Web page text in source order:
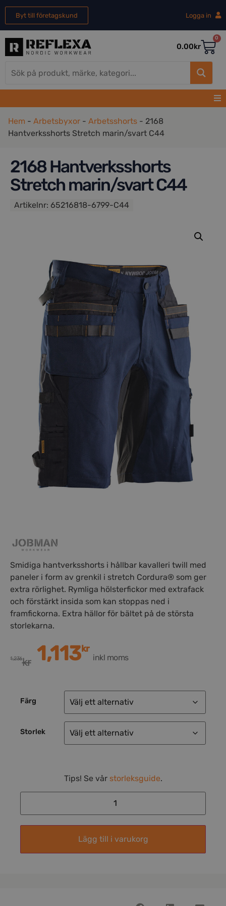
Byt till företagskund Logga in
0.00kr
0
Hem - Arbetsbyxor - Arbetsshorts - 2168
Hantverksshorts Stretch marin/svart C44
2168 Hantverksshorts
Stretch marin/svart C44
Artikelnr: 65216818-6799-C44
Smidiga hantverksshorts i hållbar kavalleri twill med
paneler i form av grenkil i stretch Cordura® som ger
extra rörlighet. Rymliga hölsterfickor med extrafack
och förstärkt insida som kan stoppas ned i
framfickorna. Extra hällor för bältet på de största
storlekarna.
1,236kr 1,113kr
inkl moms
Färg
Storlek
Tips! Se vår storleksguide.
Lägg till i varukorg